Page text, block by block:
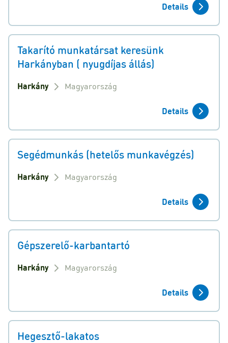
Details
Takarító munkatársat keresünk
Harkányban ( nyugdíjas állás)
Harkány Magyarország
Details
Segédmunkás (hetelős munkavégzés)
Harkány Magyarország
Details
Gépszerelő-karbantartó
Harkány Magyarország
Details
Hegesztő-lakatos